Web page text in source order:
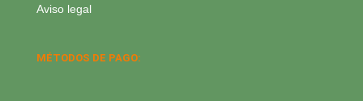
Aviso legal
MÉTODOS DE PAGO: